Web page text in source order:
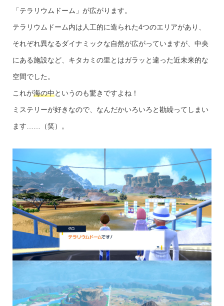
「テラリウムドーム」が広がります。
テラリウムドーム内は人工的に造られた4つのエリアがあり、
それぞれ異なるダイナミックな自然が広がっていますが、中央
にある施設など、キタカミの里とはガラッと違った近未来的な
空間でした。
これが海の中というのも驚きですよね！
ミステリーが好きなので、なんだかいろいろと勘繰ってしまい
ます……（笑）。